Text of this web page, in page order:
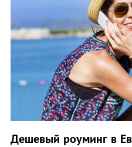
Дешевый роуминг в